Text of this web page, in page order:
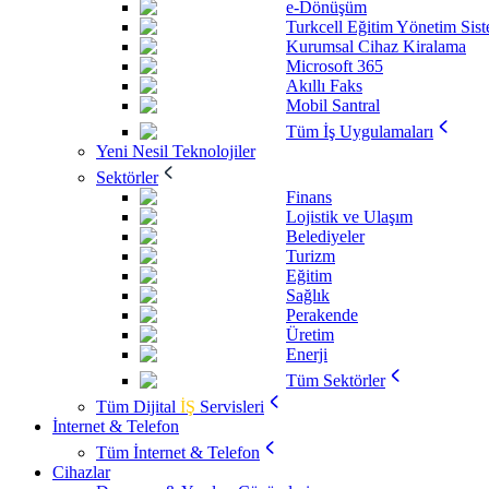
e-Dönüşüm
Turkcell Eğitim Yönetim
Kurumsal Cihaz Kiralama
Microsoft 365
Akıllı Faks
Mobil Santral
Tüm İş Uygulamaları
Yeni Nesil Teknolojiler
Sektörler
Finans
Lojistik ve Ulaşım
Belediyeler
Turizm
Eğitim
Sağlık
Perakende
Üretim
Enerji
Tüm Sektörler
Tüm Dijital İŞ Servisleri
İnternet & Telefon
Tüm İnternet & Telefon
Cihazlar